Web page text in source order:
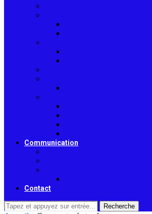
Communication
Contact
Recherche